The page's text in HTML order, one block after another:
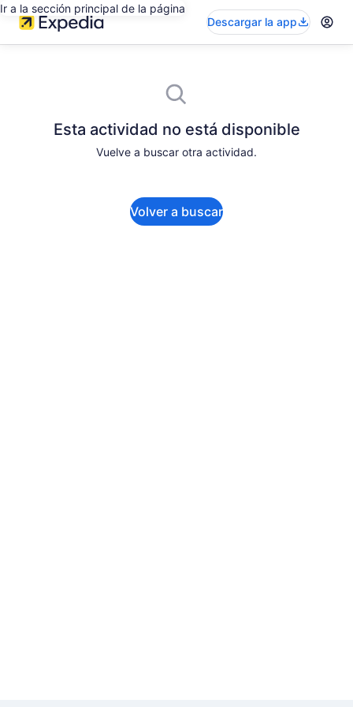
Ir a la sección principal de la página
Descargar la app
Esta actividad no está disponible
Vuelve a buscar otra actividad.
Volver a buscar